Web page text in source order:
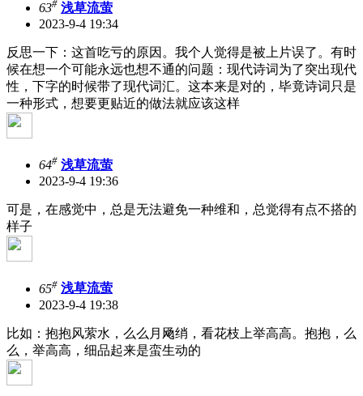
63# 浅草流萤
2023-9-4 19:34
反思一下：这首吃亏的原因。我个人觉得是被上片误了。有时
候在想一个可能永远也想不通的问题：现代诗词为了突出现代
性，下字的时候带了现代词汇。这本来是对的，毕竟诗词只是
一种形式，想要更贴近的做法就应该这样
64# 浅草流萤
2023-9-4 19:36
可是，在感觉中，总是无法避免一种维和，总觉得有点不搭的
样子
65# 浅草流萤
2023-9-4 19:38
比如：抱抱风萦水，么么月飏绡，看花枝上举高高。抱抱，么
么，举高高，细品起来是蛮生动的